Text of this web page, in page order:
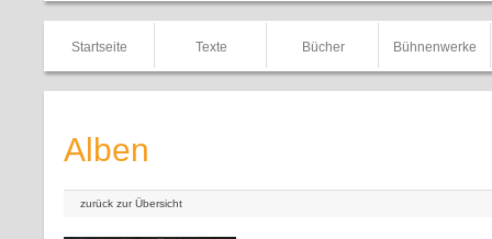
Startseite Texte Bücher Bühnenwerke
Alben
zurück zur Übersicht